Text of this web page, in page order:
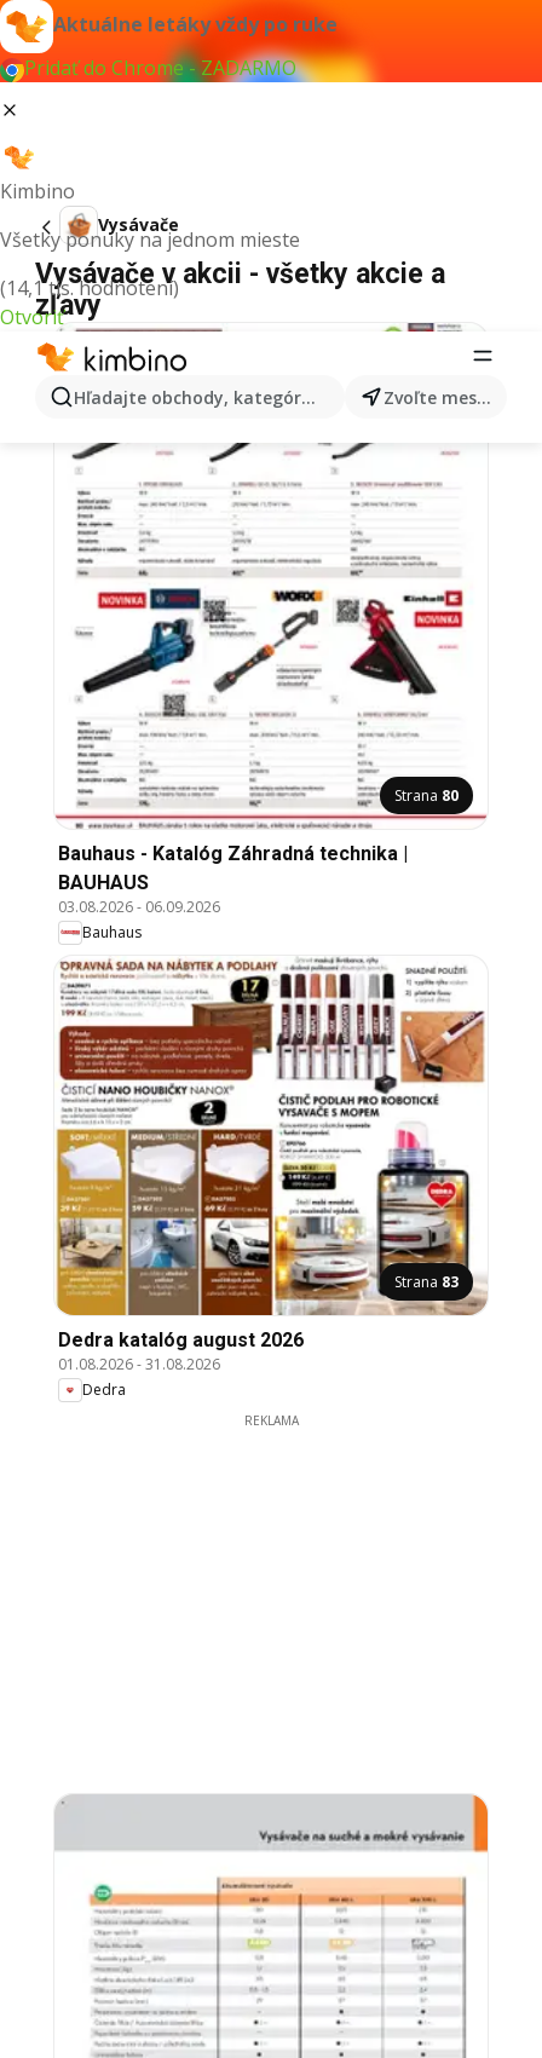
Aktuálne letáky vždy po ruke
Pridať do Chrome - ZADARMO
Kimbino
Všetky ponuky na jednom mieste
(14,1 tis. hodnotení)
Otvoriť
Hľadajte obchody, kategórie, produkty... Zvoľte mesto
Vysávače
Vysávače v akcii - všetky akcie a
zľavy
Strana 80
Bauhaus - Katalóg Záhradná technika |
BAUHAUS
03.08.2026- 06.09.2026
Bauhaus
Strana 83
Dedra katalóg august 2026
01.08.2026-31.08.2026
Dedra
REKLAMA